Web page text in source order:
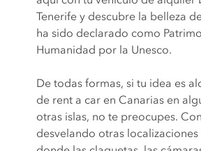
Tenerife y descubre la belleza
ha sido declarado como
Humanidad por la Unesco.
De todas formas, si tu idea es
de rent a car en Canarias en
otras islas, no te preocupes.
desvelando otras localizaciones